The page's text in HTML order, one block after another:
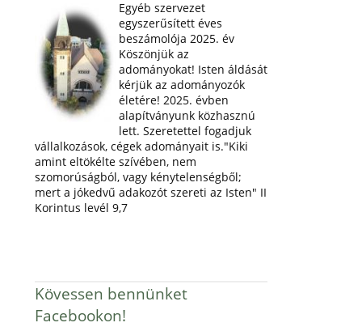
Egyéb szervezet
egyszerűsített éves
beszámolója 2025. év
Köszönjük az
adományokat! Isten áldását
kérjük az adományozók
életére! 2025. évben
alapítványunk közhasznú
lett. Szeretettel fogadjuk
vállalkozások, cégek adományait is."Kiki
amint eltökélte szívében, nem
szomorúságból, vagy kénytelenségből;
mert a jókedvű adakozót szereti az Isten" II
Korintus levél 9,7
Kövessen bennünket
Facebookon!